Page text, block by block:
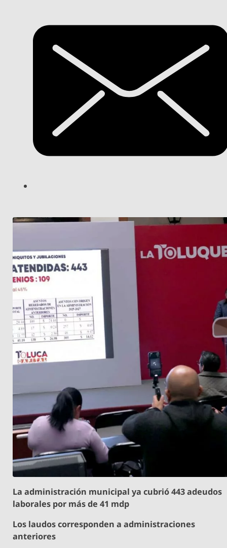
La administración municipal ya cubrió 443 adeudos
laborales por más de 41 mdp
Los laudos corresponden a administraciones
anteriores